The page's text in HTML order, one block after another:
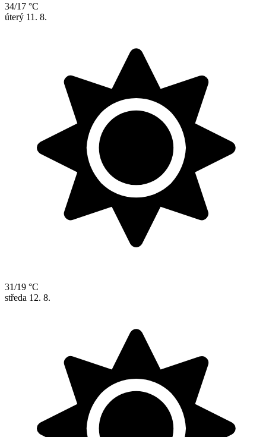
34/17 °C
úterý 11. 8.
31/19 °C
středa 12. 8.